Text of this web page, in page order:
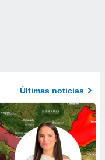
Últimas noticias